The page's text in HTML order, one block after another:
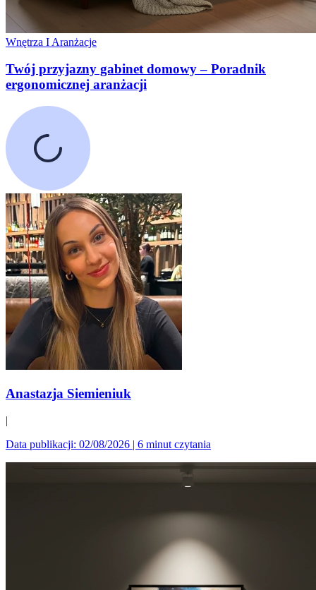
Wnętrza I Aranżacje
Twój przyjazny gabinet domowy – Poradnik
ergonomicznej aranżacji
Anastazja Siemieniuk
|
Data publikacji: 02/08/2026 | 6 minut czytania